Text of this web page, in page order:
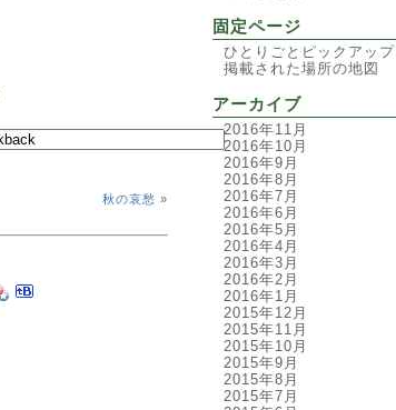
秋の哀愁 »
固定ページ
ひとりごとピックアップ
掲載された場所の地図
アーカイブ
2016年11月
2016年10月
2016年9月
2016年8月
2016年7月
2016年6月
2016年5月
2016年4月
2016年3月
2016年2月
2016年1月
2015年12月
2015年11月
2015年10月
2015年9月
2015年8月
2015年7月